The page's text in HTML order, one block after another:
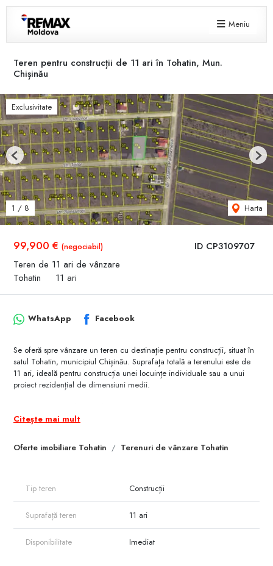
Meniu
Teren pentru construcții de 11 ari în Tohatin, Mun.
Chișinău
ID CP3109707
99,900 € (negociabil)
Teren de 11 ari de vânzare
Tohatin
11 ari
Exclusivitate
1 / 8 Harta
Previous Next
Oferte imobiliare Tohatin Terenuri de vânzare Tohatin
WhatsApp Facebook
Se oferă spre vânzare un teren cu destinație pentru construcții, situat în
satul Tohatin, municipiul Chișinău. Suprafața totală a terenului este de
11 ari, ideală pentru construcția unei locuințe individuale sau a unui
proiect rezidențial de dimensiuni medii.
- Electricitate;
- Canalizare.
oferind un echilibru perfect între viața la țară și proximitatea orașului.
Accesul la drum este bun, iar zona este în continuă dezvoltare, cu
Ideal pentru construcție imediată!
Citește mai mult
Tip teren Construcții
Suprafață teren 11 ari
Disponibilitate Imediat